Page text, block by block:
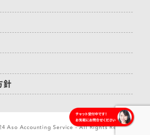
針
Aso Accounting Service - All Rights Reserved.